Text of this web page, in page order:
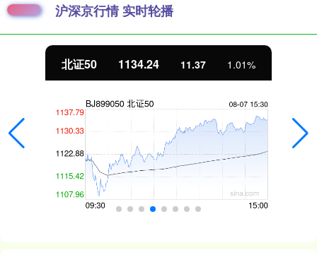
沪深京行情 实时轮播
北证50 1134.24 11.37 1.01%